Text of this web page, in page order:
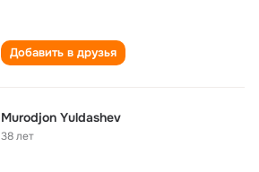
Добавить в друзья
Murodjon Yuldashev
38 лет